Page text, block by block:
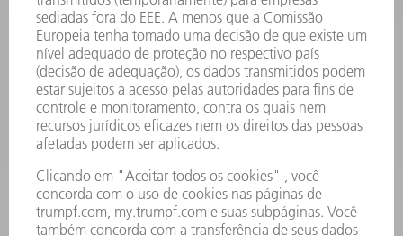
SERVIÇOS
APLICAÇÕES
SETORES
EMPRESA
CARREIRA
OFERTAS DE EMPREGO
PERFIL DA EMPRESA
CONSELHO DE ADMINISTRAÇÃO
RELATÓRIO FINANCEIRO ANUAL
PRINCÍPIOS EMPRESARIAIS
COMPLIANCE
SISTEMA DE DENÚNCIAS
SEGURANÇA